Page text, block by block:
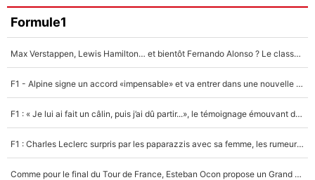
Formule1
Max Verstappen, Lewis Hamilton… et bientôt Fernando Alonso ? Le classement des pilotes les mieux payés en Formule 1 risque de changer !
F1 - Alpine signe un accord «impensable» et va entrer dans une nouvelle dimension : Grande nouvelle pour Pierre Gasly !
F1 : « Je lui ai fait un câlin, puis j’ai dû partir...», le témoignage émouvant de Max Verstappen sur sa fille
F1 : Charles Leclerc surpris par les paparazzis avec sa femme, les rumeurs étaient vraies !
Comme pour le final du Tour de France, Esteban Ocon propose un Grand Prix de Formule 1 à Paris : «Autour de l’Arc de Triomphe, ce serait génial» !